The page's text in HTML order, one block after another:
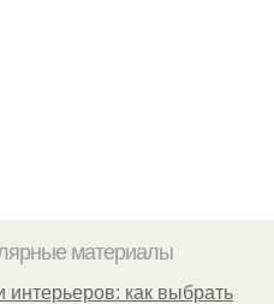
материалы
интерьеров: как выбрать